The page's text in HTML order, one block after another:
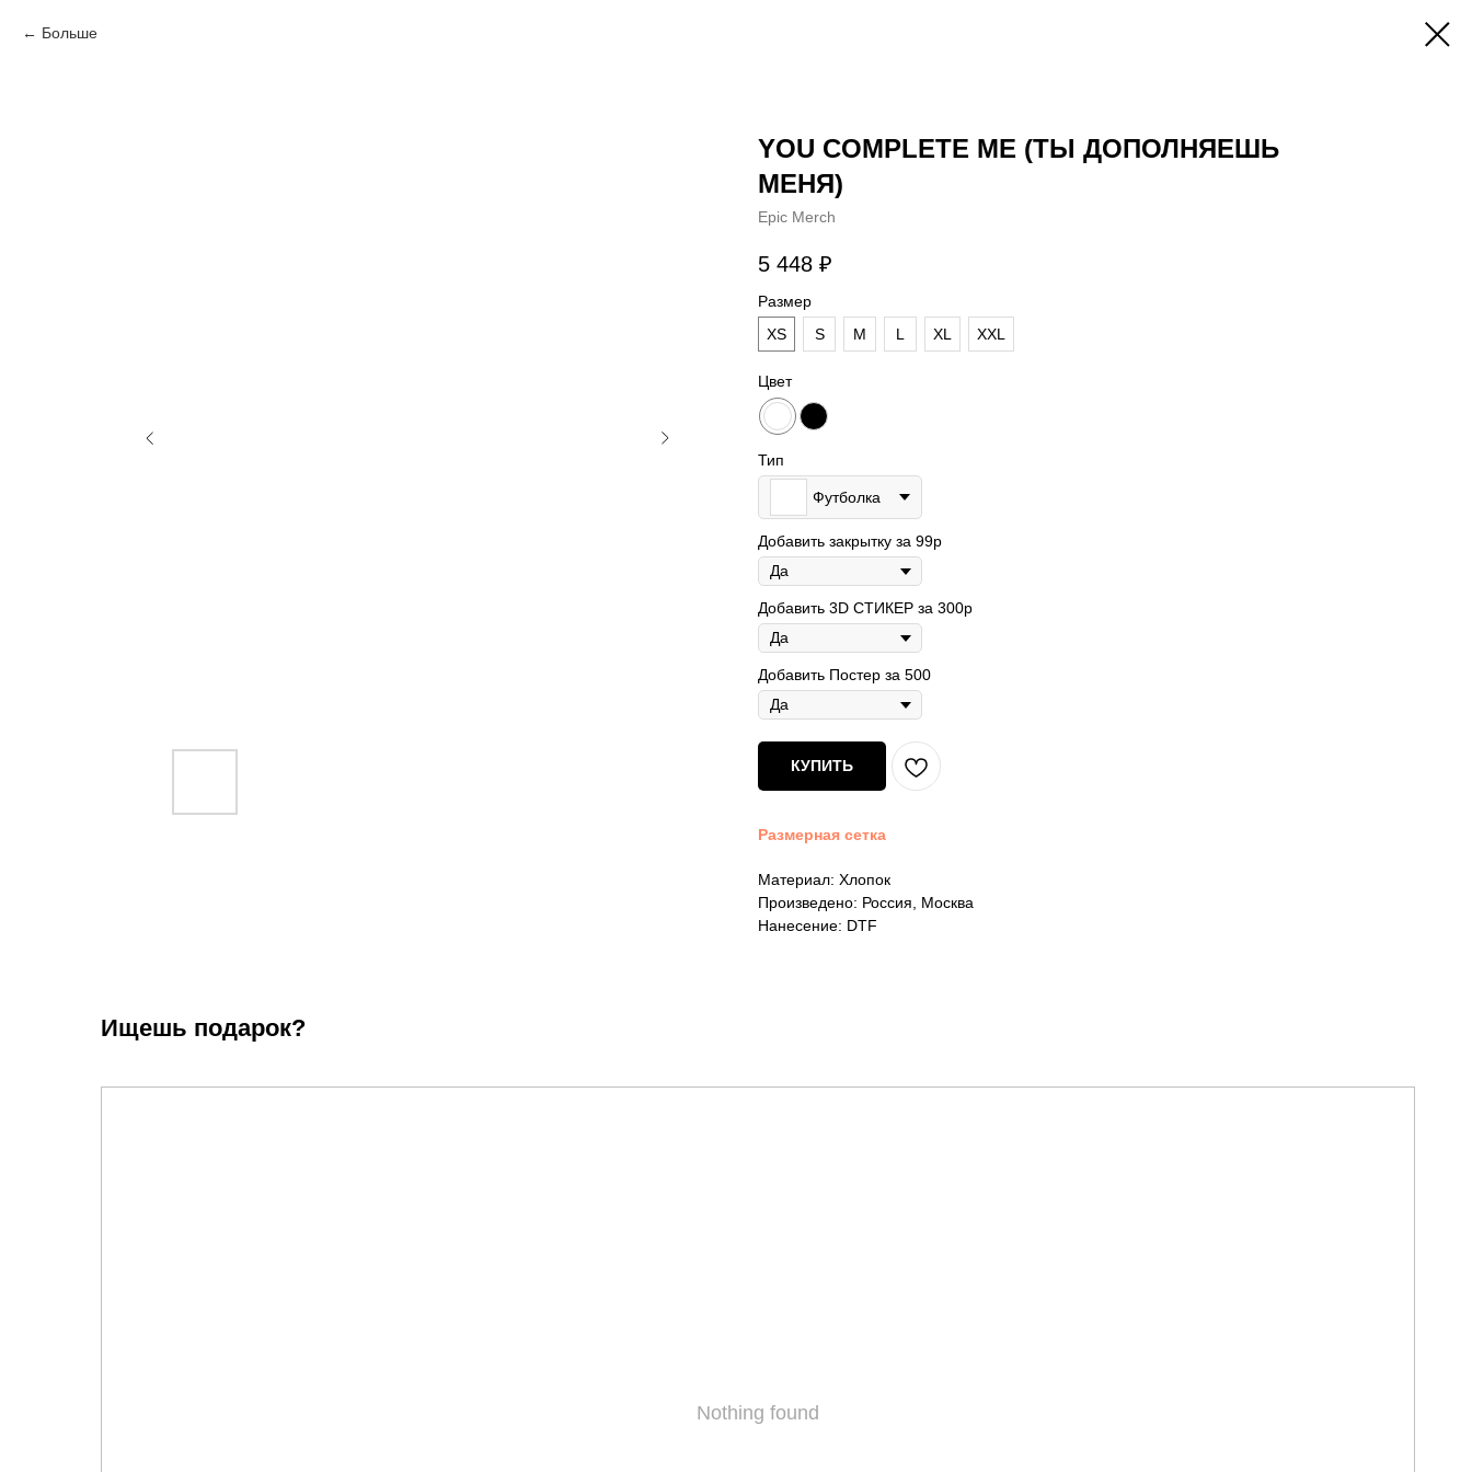
Больше
YOU COMPLETE ME (ТЫ ДОПОЛНЯЕШЬ
МЕНЯ)
Epic Merch
5 448 ₽
Размер
XS
S M L XL XXL
Цвет
Тип
Футболка
Добавить закрытку за 99р
Добавить 3D СТИКЕР за 300р
Добавить Постер за 500
КУПИТЬ
Размерная сетка
Материал: Хлопок
Произведено: Россия, Москва
Нанесение: DTF
Ищешь подарок?
Nothing found